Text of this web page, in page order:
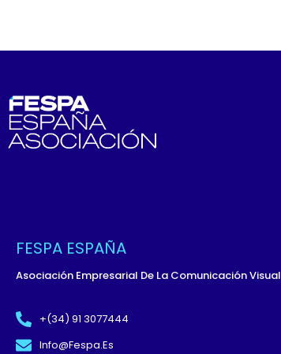
FESPA ESPAÑA
Asociación Empresarial De La Comunicación Visual
+(34) 91 3077444
Info@fespa.es